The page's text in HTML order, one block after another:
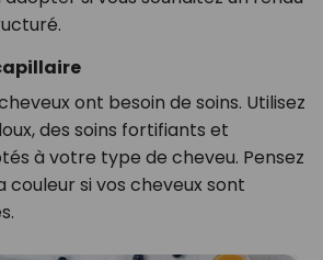
ont besoin de soins. Utilisez
des soins fortifiants et
à votre type de cheveu. Pensez
couleur si vos cheveux sont